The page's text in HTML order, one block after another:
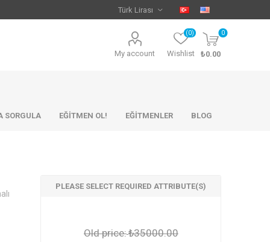
My account Wishlist
(0) 0
₺0.00
SORGULA EĞİTMEN OL! EĞİTMENLER BLOG
PLEASE SELECT REQUIRED ATTRIBUTE(S)
Old price:₺35000.00